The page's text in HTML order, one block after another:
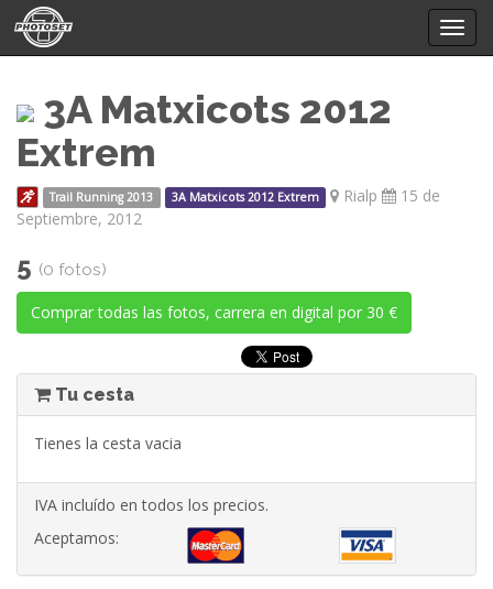
menú
3A Matxicots 2012
Extrem
Trail Running 2013 3A Matxicots 2012 Extrem Rialp
15 de
Septiembre, 2012
5 (0 fotos)
Comprar todas las fotos, carrera en digital por 30 €
Tu cesta
Tienes la cesta vacia
IVA incluído en todos los precios.
Aceptamos: